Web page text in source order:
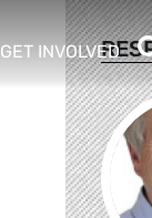
GET INVOLVED
show/hide sub